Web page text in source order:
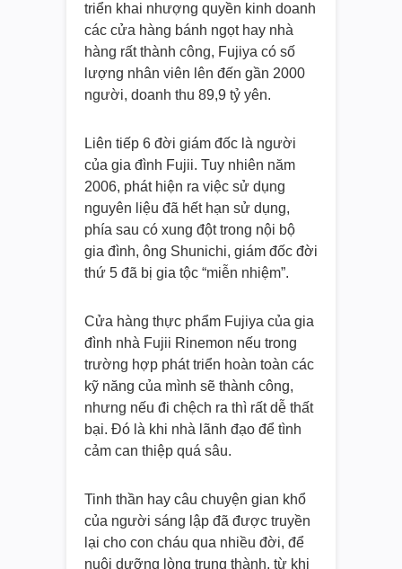
triển khai nhượng quyền kinh doanh
các cửa hàng bánh ngọt hay nhà
hàng rất thành công, Fujiya có số
lượng nhân viên lên đến gần 2000
người, doanh thu 89,9 tỷ yên.
Liên tiếp 6 đời giám đốc là người
của gia đình Fujii. Tuy nhiên năm
2006, phát hiện ra việc sử dụng
nguyên liệu đã hết hạn sử dụng,
phía sau có xung đột trong nội bộ
gia đình, ông Shunichi, giám đốc đời
thứ 5 đã bị gia tộc “miễn nhiệm”.
Cửa hàng thực phẩm Fujiya của gia
đình nhà Fujii Rinemon nếu trong
trường hợp phát triển hoàn toàn các
kỹ năng của mình sẽ thành công,
nhưng nếu đi chệch ra thì rất dễ thất
bại. Đó là khi nhà lãnh đạo để tình
cảm can thiệp quá sâu.
Tinh thần hay câu chuyện gian khổ
của người sáng lập đã được truyền
lại cho con cháu qua nhiều đời, để
nuôi dưỡng lòng trung thành, từ khi